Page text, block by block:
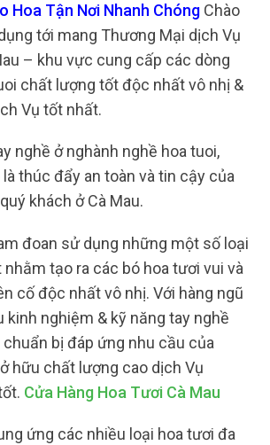
Hoa Tận Nơi Nhanh Chóng Chào
tới mang Thương Mại dịch Vụ
– khu vực cung cấp các dòng
chất lượng tốt độc nhất vô nhị &
Vụ tốt nhất.
nghề ở nghành nghề hoa tuoi,
thúc đẩy an toàn và tin cậy của
khách ở Cà Mau.
đoan sử dụng những một số loại
tạo ra các bó hoa tươi vui và
cố độc nhất vô nhị. Với hàng ngũ
kinh nghiệm & kỹ năng tay nghề
bị đáp ứng nhu cầu của
hữu chất lượng cao dịch Vụ
Cửa Hàng Hoa Tươi Cà Mau
ứng các nhiều loại hoa tươi đa